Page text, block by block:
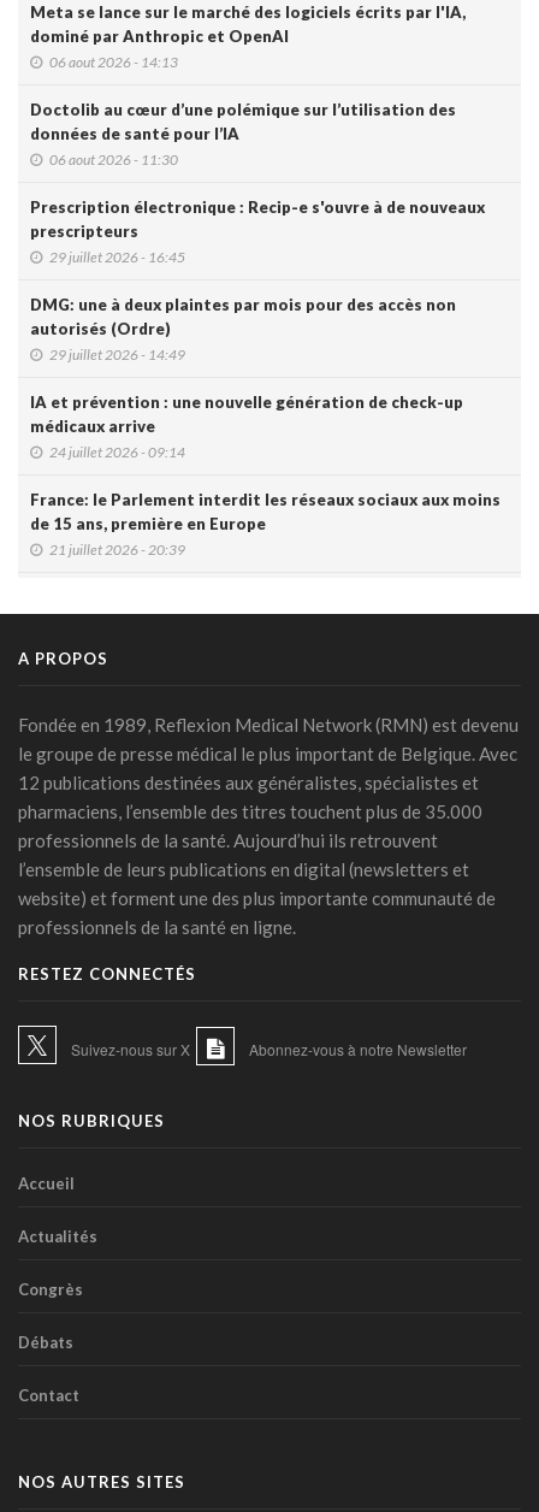
Meta se lance sur le marché des logiciels écrits par l'IA,
dominé par Anthropic et OpenAI
06 aout 2026 - 14:13
Doctolib au cœur d’une polémique sur l’utilisation des
données de santé pour l’IA
06 aout 2026 - 11:30
Prescription électronique : Recip-e s'ouvre à de nouveaux
prescripteurs
29 juillet 2026 - 16:45
DMG: une à deux plaintes par mois pour des accès non
autorisés (Ordre)
29 juillet 2026 - 14:49
IA et prévention : une nouvelle génération de check-up
médicaux arrive
24 juillet 2026 - 09:14
France: le Parlement interdit les réseaux sociaux aux moins
de 15 ans, première en Europe
21 juillet 2026 - 20:39
soignants
15 juillet 2026 - 11:24
Un jeune Américain sur cinq sollicite un chatbot pour sa
santé mentale
14 juillet 2026 - 17:29
Urgence médicale : l'IA doit d'abord faire ses preuves face
au papier ( Valentin Dirken )
14 juillet 2026 - 16:59
14 juillet 2026 - 11:06
Littératie en santé digitale: une matinée d'information
13 juillet 2026 - 09:03
TIM-HF3: l'IA vocale surpasse le suivi pondéral pour
anticiper la décompensation cardiaque
dans la diffusion d'informations
Les Belges restent les plus réticents d'Europe face au
A PROPOS
Fondée en 1989, Reflexion Medical Network (RMN) est devenu
le groupe de presse médical le plus important de Belgique. Avec
12 publications destinées aux généralistes, spécialistes et
pharmaciens, l’ensemble des titres touchent plus de 35.000
professionnels de la santé. Aujourd’hui ils retrouvent
l’ensemble de leurs publications en digital (newsletters et
website) et forment une des plus importante communauté de
professionnels de la santé en ligne.
RESTEZ CONNECTÉS
Suivez-nous sur X Abonnez-vous à notre Newsletter
NOS RUBRIQUES
Accueil
Actualités
Congrès
Débats
Contact
NOS AUTRES SITES